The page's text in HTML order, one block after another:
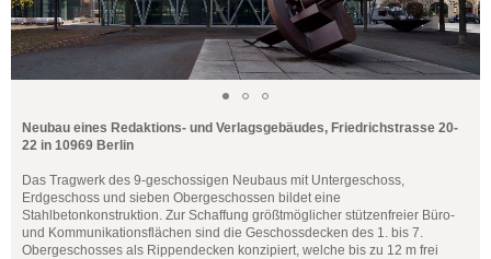
Neubau eines Redaktions- und Verlagsgebäudes, Friedrichstrasse 20-
22 in 10969 Berlin
Das Tragwerk des 9-geschossigen Neubaus mit Untergeschoss,
Erdgeschoss und sieben Obergeschossen bildet eine
Stahlbetonkonstruktion. Zur Schaffung größtmöglicher stützenfreier Büro-
und Kommunikationsflächen sind die Geschossdecken des 1. bis 7.
Obergeschosses als Rippendecken konzipiert, welche bis zu 12 m frei